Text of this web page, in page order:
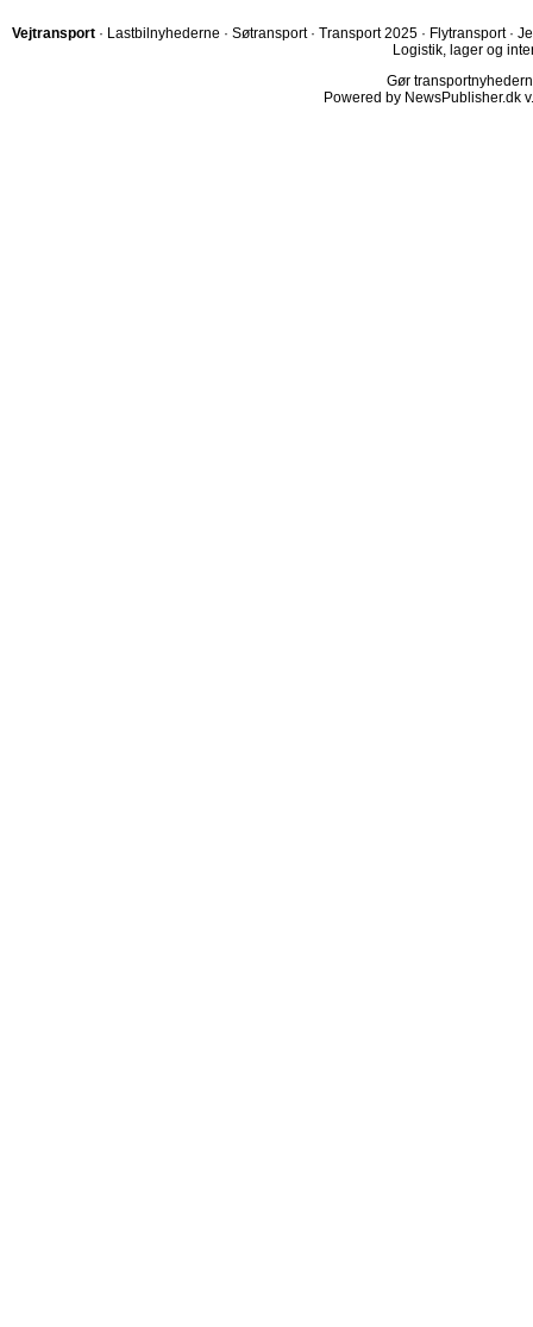
Vejtransport · Lastbilnyhederne · Søtransport · Transport 2025 · Flytransport ·
Logistik, lager og
Gør
Powered by NewsPublisher.dk